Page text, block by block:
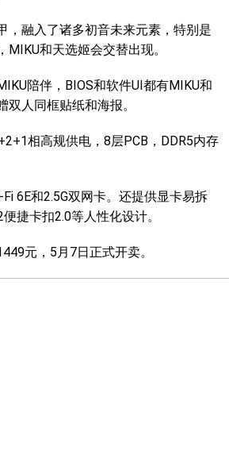
，融入了诸多初音未来元素，特别是
MIKU和天选姬会交替出现。
陪伴，BIOS和软件UI都有MIKU和
双人同框贴纸和海报。
相高规供电，8层PCB，DDR5内存
6E和2.5G双网卡。还提供显卡易拆
捷卡扣2.0等人性化设计。
元，5月7日正式开卖。